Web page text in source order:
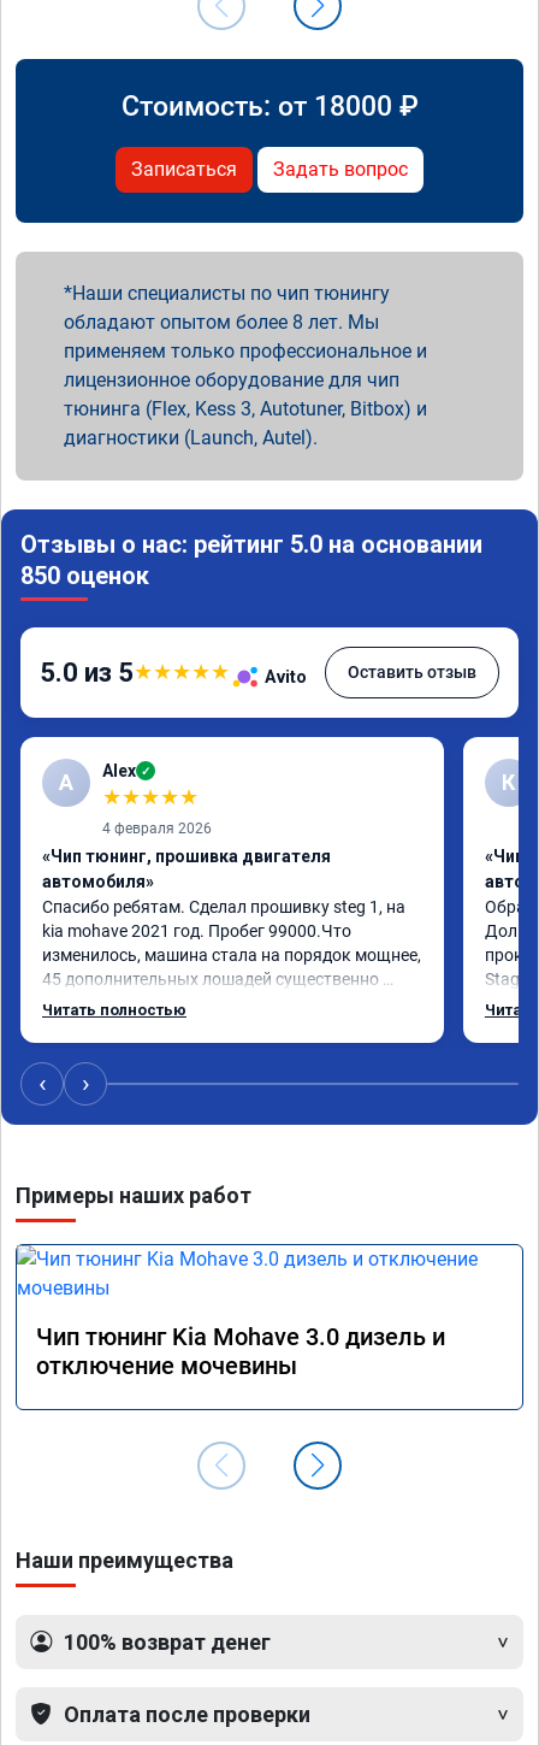
Стоимость: от 18000 ₽
Записаться Задать вопрос
Наши специалисты по чип тюнингу
обладают опытом более 8 лет. Мы
применяем только профессиональное и
лицензионное оборудование для чип
тюнинга (Flex, Kess 3, Autotuner, Bitbox) и
диагностики (Launch, Autel).
Отзывы о нас: рейтинг 5.0 на основании
850 оценок
5.0 из 5★★★★★ Avito Оставить отзыв
A Alex ✓
★★★★★
4 февраля 2026
«Чип тюнинг, прошивка двигателя
автомобиля»
Спасибо ребятам. Сделал прошивку steg 1, на
kia mohave 2021 год. Пробег 99000.Что
изменилось, машина стала на порядок мощнее,
45 дополнительных лошадей существенно
чувствуется и соответственно крутящего
12-12.5. Коробка перестала подпинывать при
наборе скорости. Педаль газа более
отзывчевее. В целом, я очень доволен.!
Читать полностью
К
«Чип
Долго
Stage
с
‹ ›
Примеры наших работ
Чип тюнинг Kia Mohave 3.0 дизель и
отключение мочевины
Наши преимущества
100% возврат денег
Оплата после проверки